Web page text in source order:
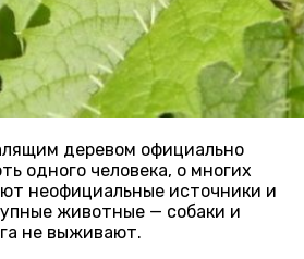
деревом официально
одного человека, о многих
неофициальные источники и
животные — собаки и
не выживают.